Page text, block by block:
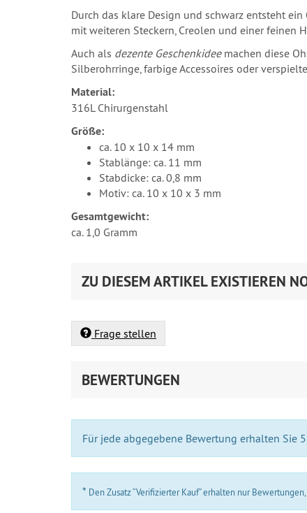
Durch das klare Design und schwarz entsteht
mit weiteren Steckern, Creolen und einer feinen
Auch als dezente Geschenkideemachen diese
Silberohrringe, farbige Accessoires oder
Material:
316L Chirurgenstahl
Größe:
ca. 10 x 10 x 14 mm
Stablänge: ca. 11 mm
Stabdicke: ca. 0,8 mm
Motiv: ca. 10 x 10 x 3 mm
Gesamtgewicht:
ca. 1,0 Gramm
ZU DIESEM ARTIKEL EXISTIEREN
Frage stellen
BEWERTUNGEN
Für jede abgegebene Bewertung erhalten Sie
* Den Zusatz “Verifizierter Kauf” erhalten nur